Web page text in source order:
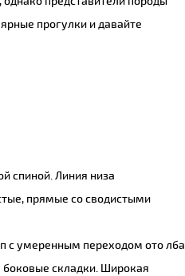
прогулки и давайте
спиной. Линия низа
прямые со сводистыми
с умеренным переходом ото лба
боковые складки. Широкая